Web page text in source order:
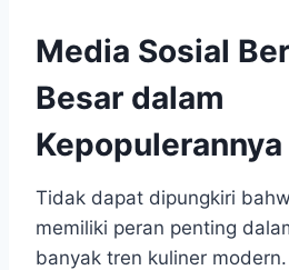
Media Sosial
Besar dalam
Kepopulerannya
Tidak dapat dipungkiri
memiliki peran penting
banyak tren kuliner